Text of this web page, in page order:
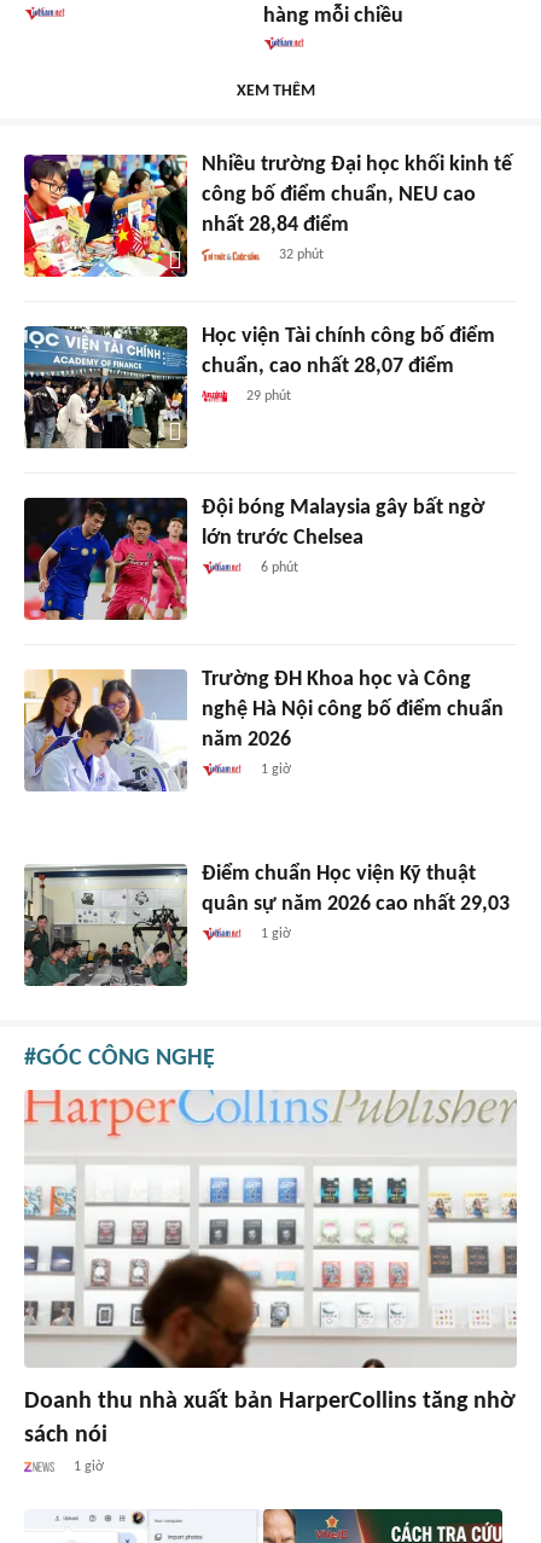
hàng mỗi chiều
XEM THÊM
Nhiều trường Đại học khối kinh tế
công bố điểm chuẩn, NEU cao
nhất 28,84 điểm
32 phút
Học viện Tài chính công bố điểm
chuẩn, cao nhất 28,07 điểm
29 phút
Đội bóng Malaysia gây bất ngờ
lớn trước Chelsea
6 phút
Trường ĐH Khoa học và Công
nghệ Hà Nội công bố điểm chuẩn
năm 2026
1 giờ
Điểm chuẩn Học viện Kỹ thuật
quân sự năm 2026 cao nhất 29,03
1 giờ
GÓC CÔNG NGHỆ
Doanh thu nhà xuất bản HarperCollins tăng nhờ
sách nói
1 giờ